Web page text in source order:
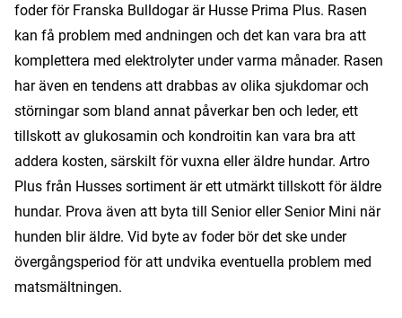
foder för Franska Bulldogar är Husse Prima Plus. Rasen
kan få problem med andningen och det kan vara bra att
komplettera med elektrolyter under varma månader. Rasen
har även en tendens att drabbas av olika sjukdomar och
störningar som bland annat påverkar ben och leder, ett
tillskott av glukosamin och kondroitin kan vara bra att
addera kosten, särskilt för vuxna eller äldre hundar. Artro
Plus från Husses sortiment är ett utmärkt tillskott för äldre
hundar. Prova även att byta till Senior eller Senior Mini när
hunden blir äldre. Vid byte av foder bör det ske under
övergångsperiod för att undvika eventuella problem med
matsmältningen.